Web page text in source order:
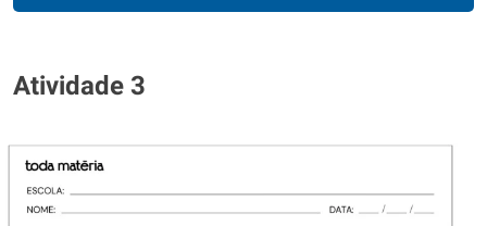
Atividade 3